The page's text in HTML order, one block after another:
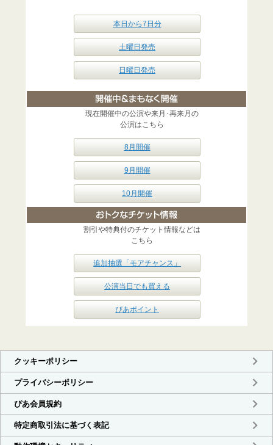
本日から7日分
土曜日発売
日曜日発売
現在開催中の公演や来月･再来月の
公演はこちら
8月開催
9月開催
10月開催
割引や特典付のチケット情報などは
こちら
追加抽選「モアチャンス」
公演当日でも買える
ぴあポイント